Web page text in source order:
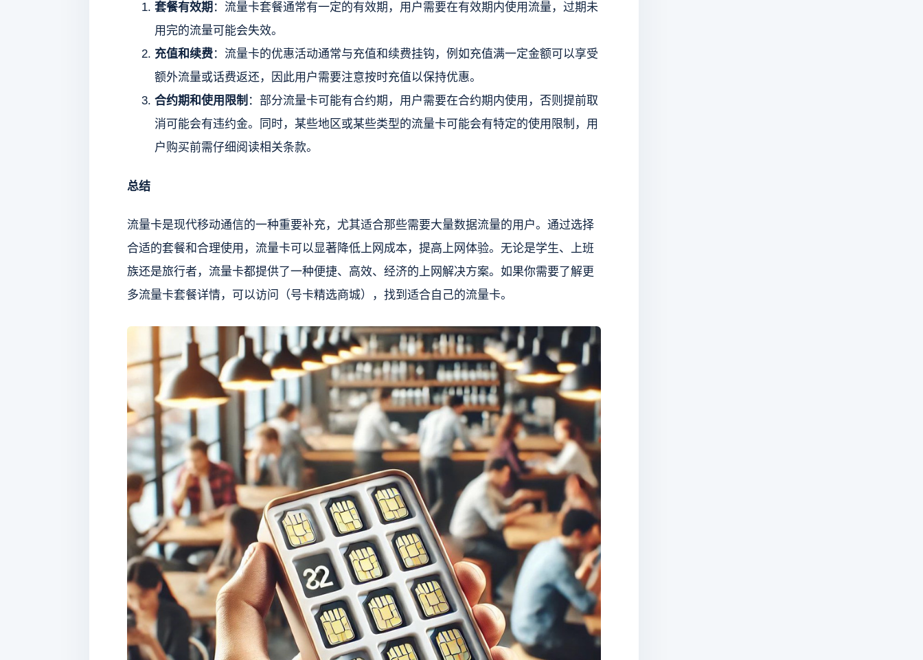
套餐有效期 ：流量卡套餐通常有一定的有效期，用户需要在有效期内使用流量，过期未
用完的流量可能会失效。
充值和续费：流量卡的优惠活动通常与充值和续费挂钩，例如充值满一定金额可以享受
额外流量或话费返还，因此用户需要注意按时充值以保持优惠。
合约期和使用限制 ：部分流量卡可能有合约期，用户需要在合约期内使用，否则提前取
消可能会有违约金。同时，某些地区或某些类型的流量卡可能会有特定的使用限制，用
户购买前需仔细阅读相关条款。
总结
流量卡是现代移动通信的一种重要补充，尤其适合那些需要大量数据流量的用户。通过选择
合适的套餐和合理使用，流量卡可以显著降低上网成本，提高上网体验。无论是学生、上班
族还是旅行者，流量卡都提供了一种便捷、高效、经济的上网解决方案。如果你需要了解更
多流量卡套餐详情，可以访问（号卡精选商城），找到适合自己的流量卡。